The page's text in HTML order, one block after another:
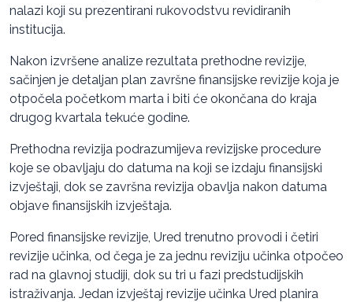
nalazi koji su prezentirani rukovodstvu revidiranih
institucija.
Nakon izvršene analize rezultata prethodne revizije,
sačinjen je detaljan plan završne finansijske revizije koja je
otpočela početkom marta i biti će okončana do kraja
drugog kvartala tekuće godine.
Prethodna revizija podrazumijeva revizijske procedure
koje se obavljaju do datuma na koji se izdaju finansijski
izvještaji, dok se završna revizija obavlja nakon datuma
objave finansijskih izvještaja.
Pored finansijske revizije, Ured trenutno provodi i četiri
revizije učinka, od čega je za jednu reviziju učinka otpočeo
rad na glavnoj studiji, dok su tri u fazi predstudijskih
istraživanja. Jedan izvještaj revizije učinka Ured planira